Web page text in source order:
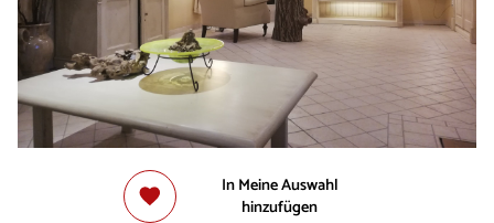
In Meine Auswahl
hinzufügen